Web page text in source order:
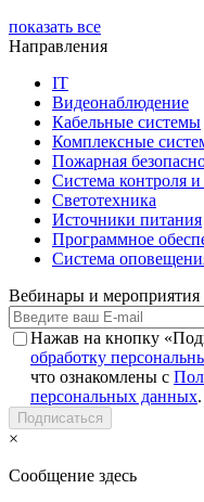
показать все
Направления
IT
Видеонаблюдение
Кабельные системы
Комплексные
Пожарная
Система контроля
Светотехника
Источники питания
Программное
Система
Вебинары и
Нажав на кнопку
обработку
что ознакомлены с
персональных данных.
Подписаться
×
Сообщение здесь